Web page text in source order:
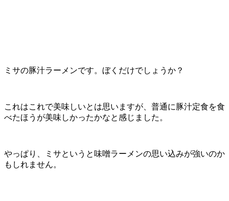
ミサの豚汁ラーメンです。ぼくだけでしょうか？
これはこれで美味しいとは思いますが、普通に豚汁定食を食
べたほうが美味しかったかなと感じました。
やっぱり、ミサというと味噌ラーメンの思い込みが強いのか
もしれません。